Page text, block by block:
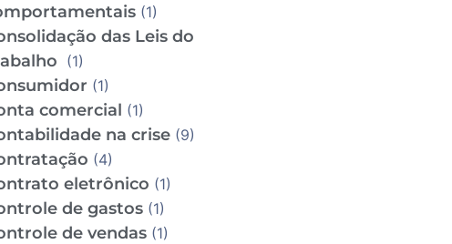
(1)
das Leis do
(1)
(1)
comercial (1)
na crise(9)
(4)
eletrônico (1)
de gastos(1)
de vendas(1)